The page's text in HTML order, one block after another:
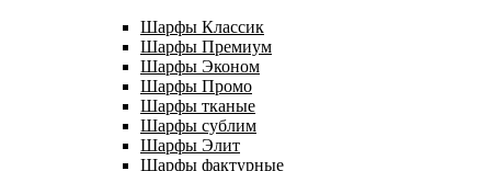
Шарфы Классик
Шарфы Премиум
Шарфы Эконом
Шарфы Промо
Шарфы тканые
Шарфы сублим
Шарфы Элит
Шарфы фактурные